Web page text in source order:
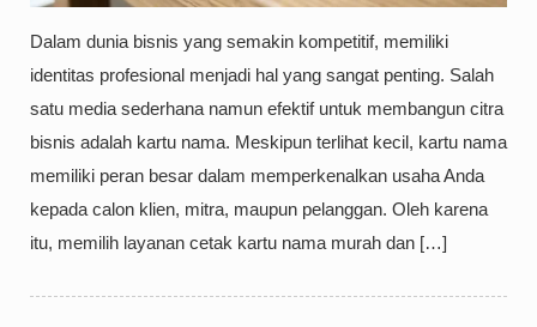
Dalam dunia bisnis yang semakin kompetitif, memiliki
identitas profesional menjadi hal yang sangat penting. Salah
satu media sederhana namun efektif untuk membangun citra
bisnis adalah kartu nama. Meskipun terlihat kecil, kartu nama
memiliki peran besar dalam memperkenalkan usaha Anda
kepada calon klien, mitra, maupun pelanggan. Oleh karena
itu, memilih layanan cetak kartu nama murah dan […]